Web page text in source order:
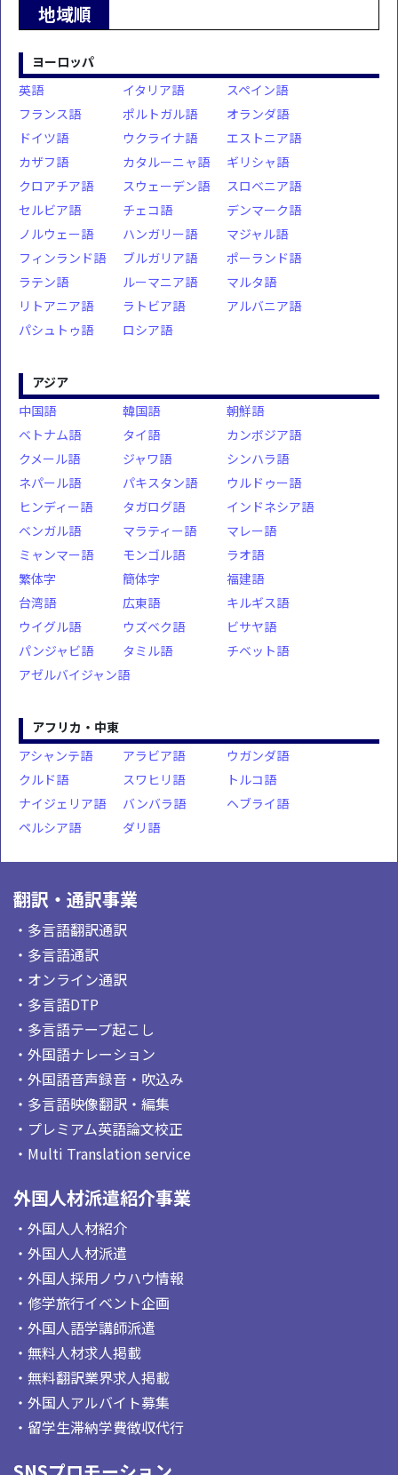
地域順
ヨーロッパ
英語
イタリア語
スペイン語
フランス語
ポルトガル語
オランダ語
ドイツ語
ウクライナ語
エストニア語
カザフ語
カタルーニャ語
ギリシャ語
クロアチア語
スウェーデン語
スロベニア語
セルビア語
チェコ語
デンマーク語
ノルウェー語
ハンガリー語
マジャル語
フィンランド語
ブルガリア語
ポーランド語
ラテン語
ルーマニア語
マルタ語
リトアニア語
ラトビア語
アルバニア語
パシュトゥ語
ロシア語
アジア
中国語
韓国語
朝鮮語
ベトナム語
タイ語
カンボジア語
クメール語
ジャワ語
シンハラ語
ネパール語
パキスタン語
ウルドゥー語
ヒンディー語
タガログ語
インドネシア語
ベンガル語
マラティー語
マレー語
ミャンマー語
モンゴル語
ラオ語
繁体字
簡体字
福建語
台湾語
広東語
キルギス語
ウイグル語
ウズベク語
ビサヤ語
パンジャビ語
タミル語
チベット語
アゼルバイジャン語
アフリカ・中東
アシャンテ語
アラビア語
ウガンダ語
クルド語
スワヒリ語
トルコ語
ナイジェリア語
バンバラ語
ヘブライ語
ペルシア語
ダリ語